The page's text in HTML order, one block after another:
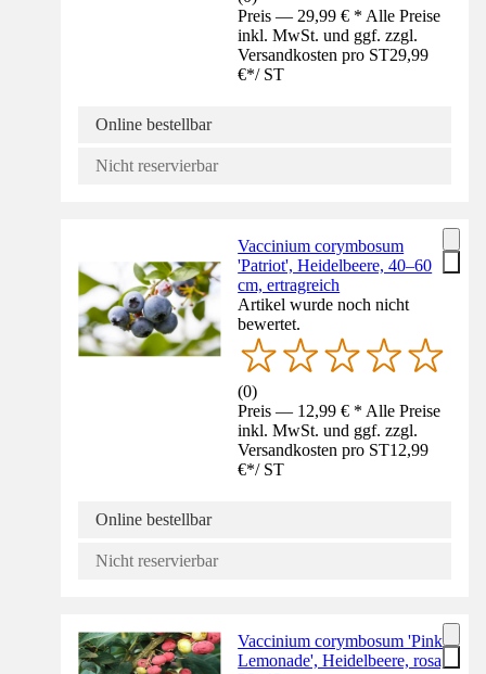
Preis — 29,99 € * Alle Preise
inkl. MwSt. und ggf. zzgl.
Versandkosten pro ST29,99
€*/ ST
Online bestellbar
Nicht reservierbar
Vaccinium corymbosum
'Patriot', Heidelbeere, 40–60
cm, ertragreich
Artikel wurde noch nicht
bewertet.
(0)
Preis — 12,99 € * Alle Preise
inkl. MwSt. und ggf. zzgl.
Versandkosten pro ST12,99
€*/ ST
Online bestellbar
Nicht reservierbar
Vaccinium corymbosum 'Pink
Lemonade', Heidelbeere, rosa,